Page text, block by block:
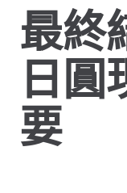
最終
日圓
要